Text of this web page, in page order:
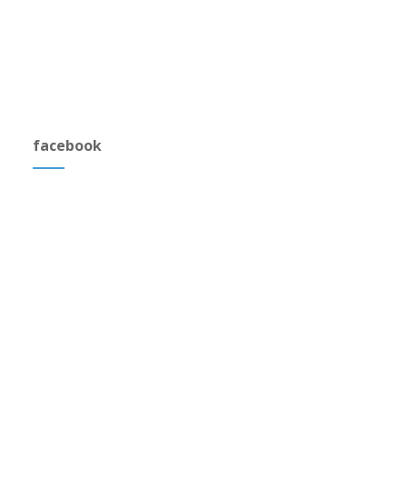
facebook